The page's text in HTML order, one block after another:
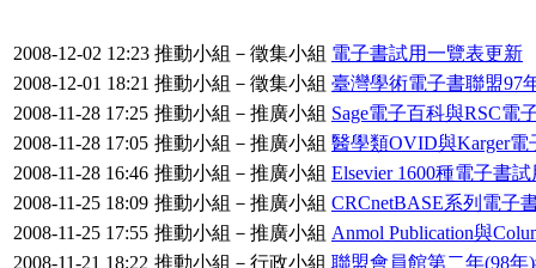
2008-12-02 12:23 推動小組－徵集小組 電子書試用一覽表更新
2008-12-01 18:21 推動小組－徵集小組 臺灣學術電子書聯盟97
2008-11-28 17:25 推動小組－推廣小組 Sage電子百科與RSC電
2008-11-28 17:05 推動小組－推廣小組 醫學類OVID與Karger電
2008-11-28 16:46 推動小組－推廣小組 Elsevier 1600種電子書試
2008-11-25 18:09 推動小組－推廣小組 CRCnetBASE系列電子
2008-11-25 17:55 推動小組－推廣小組 Anmol Publication與
2008-11-21 18:22 推動小組－行政小組 聯盟會員館第二年(98